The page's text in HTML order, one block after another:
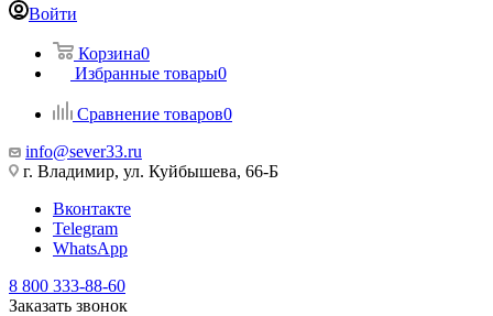
Войти
Корзина0
Избранные товары0
Сравнение товаров0
info@sever33.ru
г. Владимир, ул. Куйбышева, 66-Б
Вконтакте
Telegram
WhatsApp
8 800 333-88-60
Заказать звонок